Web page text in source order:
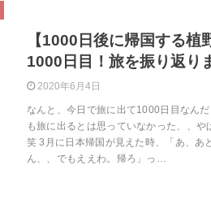
【1000日後に帰国する植
1000日目！旅を振り返り
2020年6月4日
なんと、今日で旅に出て1000日目なん
も旅に出るとは思っていなかった、、や
笑 3月に日本帰国が見えた時、「あ、あ
ん、、でもええわ。帰ろ」っ…